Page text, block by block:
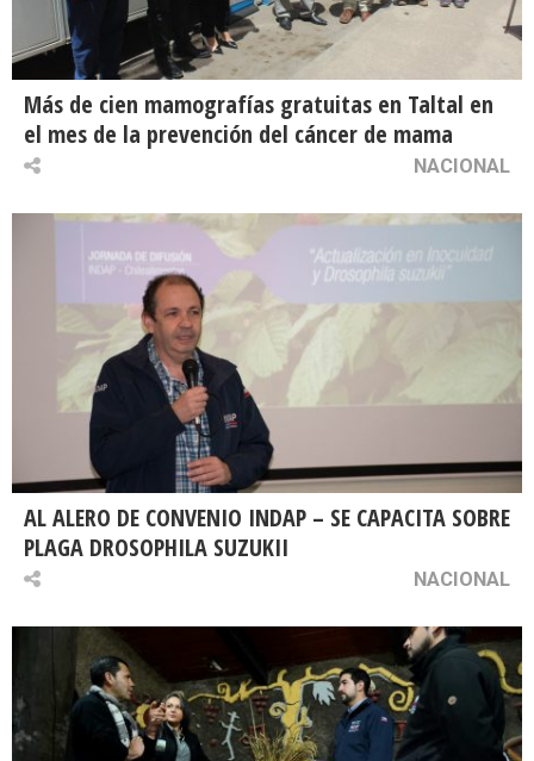
Más de cien mamografías gratuitas en Taltal en
el mes de la prevención del cáncer de mama
NACIONAL
AL ALERO DE CONVENIO INDAP – SE CAPACITA SOBRE
PLAGA DROSOPHILA SUZUKII
NACIONAL